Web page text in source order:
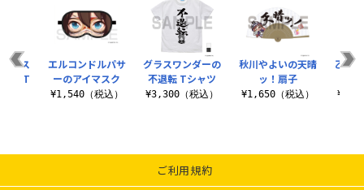
グラスワンダーの
不退転 Tシャツ
¥3,300（税込）
秋川やよいの天晴
ッ！扇子
¥1,650（税込）
乙名
オス
↑ T
エルコンドルパサ
ーのアイマスク
¥1,540（税込）
ご利用規約